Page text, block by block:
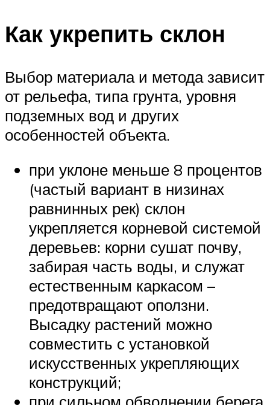
Как укрепить склон
Выбор материала и метода зависит
от рельефа, типа грунта, уровня
подземных вод и других
особенностей объекта.
при уклоне меньше 8 процентов
(частый вариант в низинах
равнинных рек) склон
укрепляется корневой системой
деревьев: корни сушат почву,
забирая часть воды, и служат
естественным каркасом –
предотвращают оползни.
Высадку растений можно
совместить с установкой
искусственных укрепляющих
конструкций;